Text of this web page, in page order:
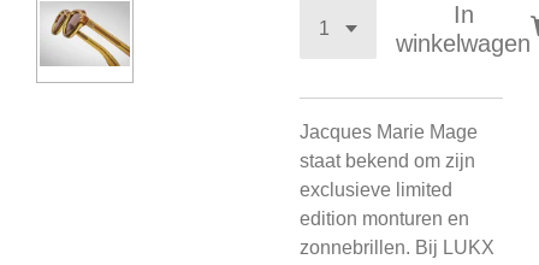
In
winkelwagen
Jacques Marie Mage
staat bekend om zijn
exclusieve limited
edition monturen en
zonnebrillen. Bij LUKX